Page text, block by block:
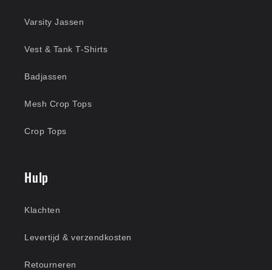
Varsity Jassen
Vest & Tank T-Shirts
Badjassen
Mesh Crop Tops
Crop Tops
Hulp
Klachten
Levertijd & verzendkosten
Retourneren